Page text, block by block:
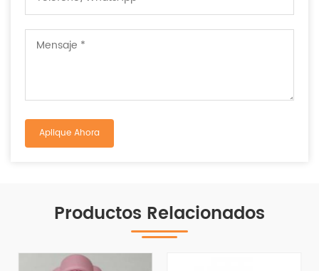
Productos Relacionados